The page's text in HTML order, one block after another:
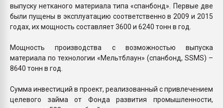
выпуску нетканого материала типа «спанбонд». Первые две
были пущены в эксплуатацию соответственно в 2009 и 2015
годах, их мощность составляет 3600 и 6240 тонн в год.
Мощность производства с возможностью выпуска
материала по технологии «Мельтблаун» (спанбонд, SSMS) –
8640 тонн в год.
Сумма инвестиций в проект, реализованный с привлечением
целевого займа от Фонда развития промышленности,